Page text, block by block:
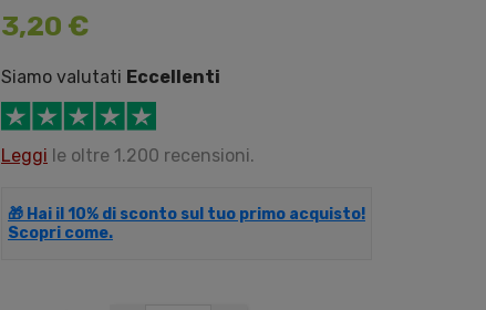
3,20 €
Siamo valutati Eccellenti
Leggi le oltre 1.200 recensioni.
🎁 Hai il 10% di sconto sul tuo primo acquisto!
Scopri come.